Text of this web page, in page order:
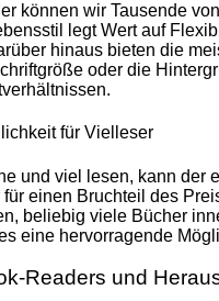
können wir Tausende
legt Wert auf
hinaus bieten die
oder die
für Vielleser
und viel lesen, kann
einen Bruchteil des
beliebig viele Bücher
eine hervorragende
Readers und